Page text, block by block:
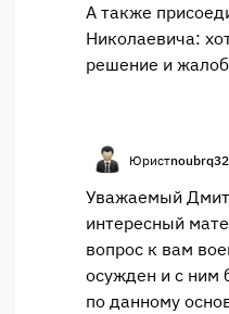
А также
Николаевича:
решение и
Юрист
Уважаемый
интересный
вопрос к вам
осужден и с ним
по данному